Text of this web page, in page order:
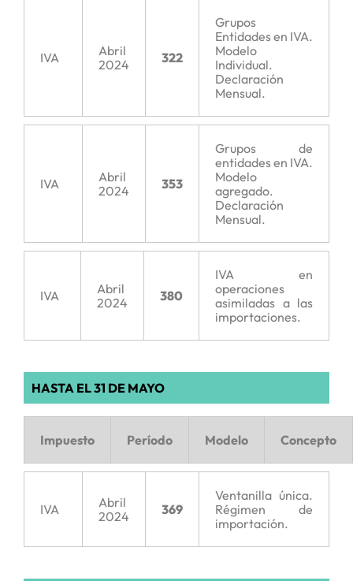
IVA
Abril
2024
322
Grupos
Entidades en IVA.
Modelo
Individual.
Declaración
Mensual.
IVA
Abril
2024
353
Grupos de
entidades en IVA.
Modelo
agregado.
Declaración
Mensual.
IVA
Abril
2024
380
IVA en
operaciones
asimiladas a las
importaciones.
HASTA EL 31 DE MAYO
Impuesto Período Modelo Concepto
IVA
Abril
2024
369
Ventanilla única.
Régimen de
importación.